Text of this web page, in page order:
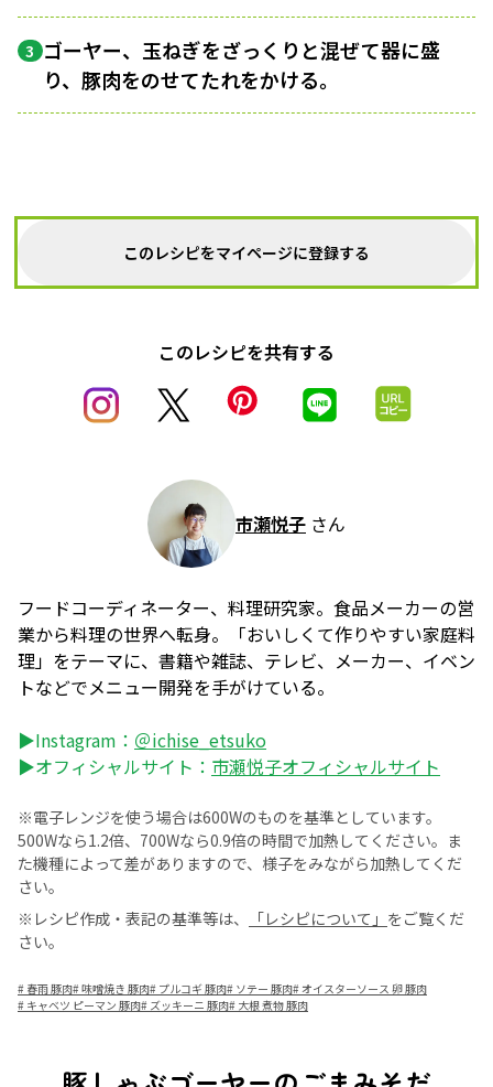
3 ゴーヤー、玉ねぎをざっくりと混ぜて器に盛
り、豚肉をのせてたれをかける。
このレシピをマイページに登録する
このレシピを共有する
市瀬悦子 さん
フードコーディネーター、料理研究家。食品メーカーの営
業から料理の世界へ転身。「おいしくて作りやすい家庭料
理」をテーマに、書籍や雑誌、テレビ、メーカー、イベン
トなどでメニュー開発を手がけている。
▶Instagram： ＠ichise_etsuko
▶オフィシャルサイト： 市瀬悦子オフィシャルサイト
※電子レンジを使う場合は600Wのものを基準としています。
500Wなら1.2倍、700Wなら0.9倍の時間で加熱してください。ま
た機種によって差がありますので、様子をみながら加熱してくだ
さい。
※レシピ作成・表記の基準等は、
「レシピについて」 をご覧くだ
さい。
# 春雨 豚肉#味噌焼き 豚肉# プルコギ 豚肉# ソテー 豚肉#オイスターソース 卵 豚肉
# キャベツ ピーマン 豚肉# ズッキーニ 豚肉# 大根 煮物 豚肉